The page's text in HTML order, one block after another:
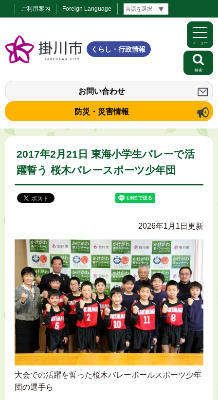
ご利用案内 Foreign Language
くらし・行政情報
お問い合わせ
防災・災害情報
メニュー
検索
2017年2月21日 東海小学生バレーで活
躍誓う 桜木バレースポーツ少年団
2026年1月1日更新
大会での活躍を誓った桜木バレーボールスポーツ少年
団の選手ら